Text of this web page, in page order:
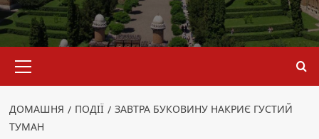
меню
ДОМАШНЯ ПОДІЇ
ЗАВТРА БУКОВИНУ НАКРИЄ ГУСТИЙ
ТУМАН